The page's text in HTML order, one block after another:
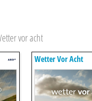
vor acht
Wetter Vor Acht